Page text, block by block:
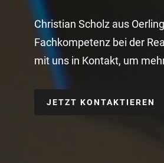
Christian Scholz aus
Fachkompetenz bei der
mit uns in Kontakt, um
JETZT KONTAKTIEREN